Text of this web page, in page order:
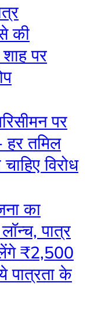
की
पर
पर
हर तमिल
विरोध
का
पात्र
₹2,500
पात्रता के